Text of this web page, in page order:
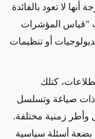
لا تعود بالفائدة
"قياس المؤشرات
أو تنظيمات
كتلك
ذات صياغة وتسلسل
وأطر زمنية مختلفة.
بضعة أسئلة سياسية